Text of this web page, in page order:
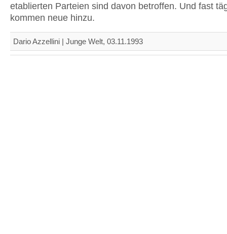
etablierten Parteien sind davon betroffen. Und fast
kommen neue hinzu.
Dario Azzellini | Junge Welt, 03.11.1993